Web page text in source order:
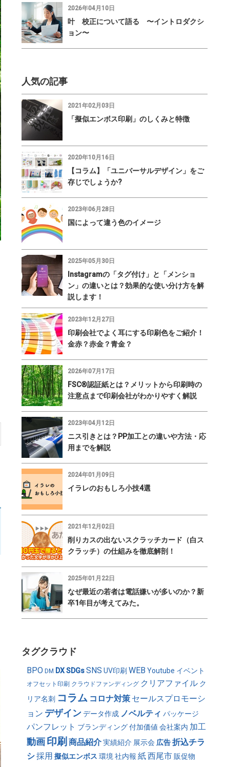
2026年04月10日
叶 校正について語る 〜イントロダクシ
ョン〜
人気の記事
2021年02月03日
「擬似エンボス印刷」のしくみと特徴
2020年10月16日
【コラム】「ユニバーサルデザイン」をご
存じでしょうか?
2023年06月28日
国によって違う色のイメージ
2025年05月30日
Instagramの「タグ付け」と「メンショ
ン」の違いとは？効果的な使い分け方を解
説します！
2023年12月27日
印刷会社でよく耳にする印刷色をご紹介！
金赤？赤金？青金？
2026年07月17日
FSC®認証紙とは？メリットから印刷時の
注意点まで印刷会社がわかりやすく解説
2023年04月12日
ニス引きとは？PP加工との違いや方法・応
用までを解説
2024年01月09日
イラレのおもしろ小技4選
2021年12月02日
削りカスの出ないスクラッチカード（白ス
クラッチ）の仕組みを徹底解剖！
2025年01月22日
なぜ最近の若者は電話嫌いが多いのか？新
卒1年目が考えてみた。
タグクラウド
BPO DM DX SDGs SNS UV印刷 WEB Youtube イベント
オフセット印刷 クラウドファンディング クリアファイル ク
リア名刺 コラム コロナ対策 セールスプロモーシ
ョン デザイン データ作成 ノベルティ パッケージ
パンフレット ブランディング 付加価値 会社案内 加工
動画 印刷 商品紹介 実績紹介 展示会 広告 折込チラ
シ採用 擬似エンボス 環境 社内報 紙西尾市 販促物